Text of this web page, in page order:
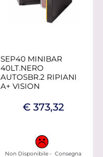
SEP40 MINIBAR
40LT.NERO
AUTOSBR.2 RIPIANI
A+ VISION
€ 373,32
Non Disponibile - Consegna